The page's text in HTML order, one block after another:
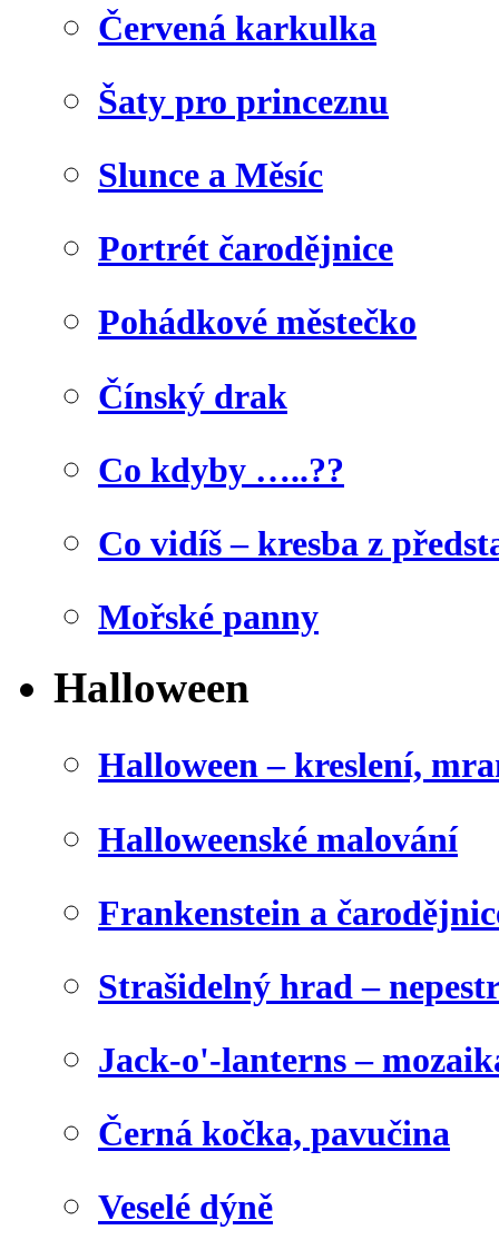
Červená karkulka
Šaty pro princeznu
Slunce a Měsíc
Portrét čarodějnice
Pohádkové městečko
Čínský drak
Co kdyby …..??
Co vidíš – kresba z
Mořské panny
Halloween
Halloween – kreslení,
Halloweenské malování
Frankenstein a
Strašidelný hrad –
Jack-o'-lanterns –
Černá kočka, pavučina
Veselé dýně